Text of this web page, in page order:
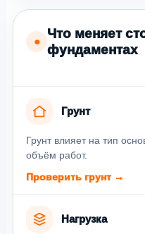
●
Что меняет
фундаментах
Грунт
Грунт влияет на тип
объём работ.
Проверить грунт →
Нагрузка